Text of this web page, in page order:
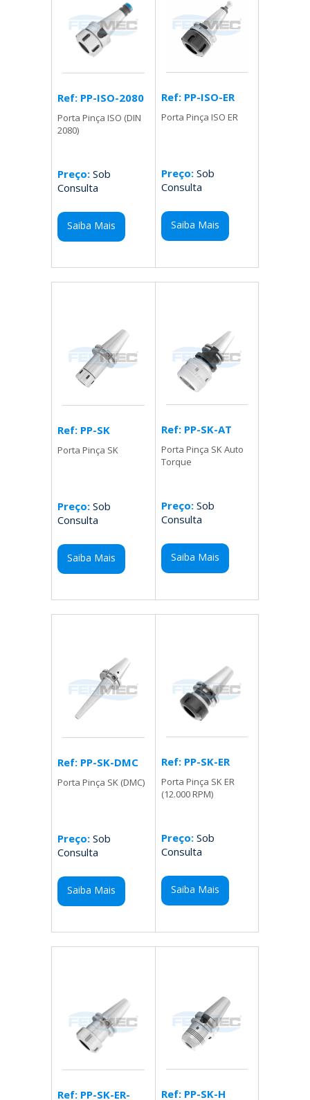
Ref: PP-ISO-2080
Porta Pinça ISO (DIN
2080)
Preço: Sob
Consulta
Saiba Mais
Ref: PP-ISO-ER
Porta Pinça ISO ER
Preço:Sob
Consulta
Saiba Mais
Ref: PP-SK
Porta Pinça SK
Preço: Sob
Consulta
Saiba Mais
Ref: PP-SK-AT
Porta Pinça SK Auto
Torque
Preço:Sob
Consulta
Saiba Mais
Ref: PP-SK-DMC
Porta Pinça SK (DMC)
Preço: Sob
Consulta
Saiba Mais
Ref: PP-SK-ER
Porta Pinça SK ER
(12.000 RPM)
Preço:Sob
Consulta
Saiba Mais
Ref: PP-SK-ER- Ref: PP-SK-H